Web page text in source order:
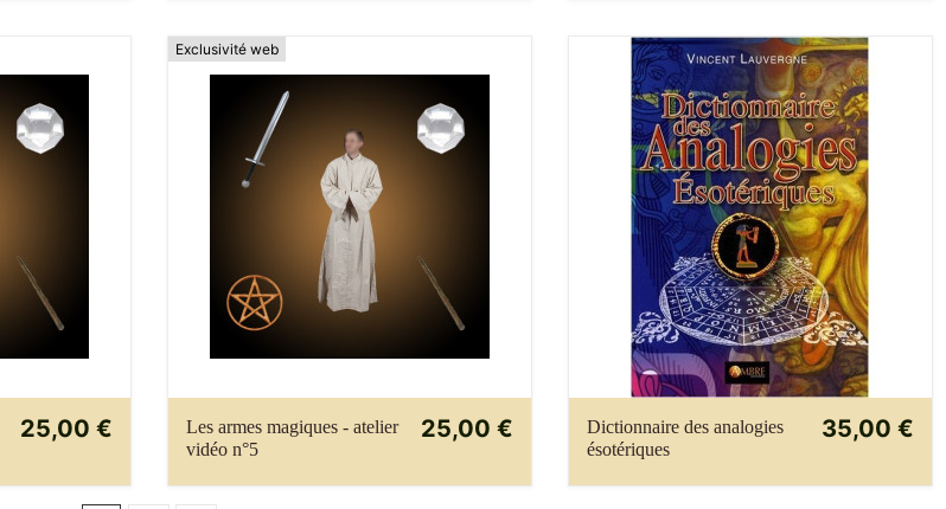
25,00 €
Exclusivité web
Les armes magiques - atelier
vidéo n°5
25,00 €
Dictionnaire des analogies
ésotériques
35,00 €